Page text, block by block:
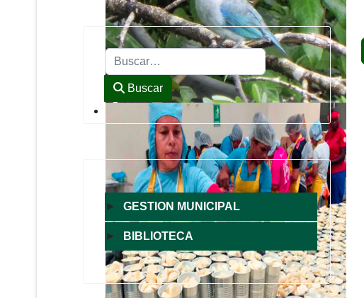
Buscar
Buscar
► GESTION MUNICIPAL
► BIBLIOTECA